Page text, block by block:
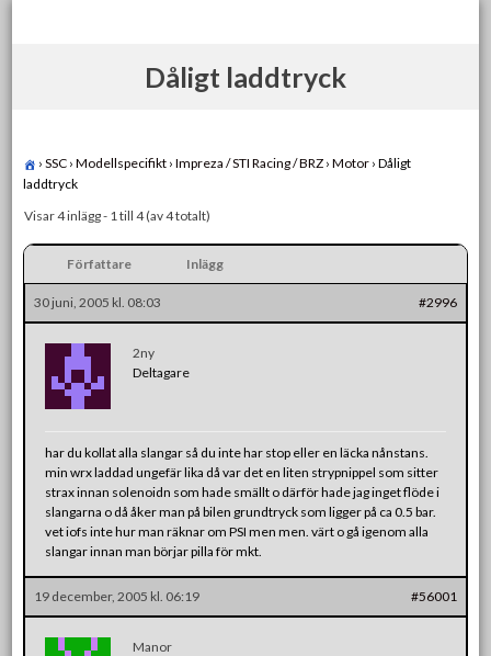
Dåligt laddtryck
› SSC › Modellspecifikt › Impreza / STI Racing / BRZ › Motor › Dåligt
laddtryck
Visar 4 inlägg - 1 till 4 (av 4 totalt)
Författare Inlägg
30 juni, 2005 kl. 08:03 #2996
2ny
Deltagare
har du kollat alla slangar så du inte har stop eller en läcka nånstans.
min wrx laddad ungefär lika då var det en liten strypnippel som sitter
strax innan solenoidn som hade smällt o därför hade jag inget flöde i
slangarna o då åker man på bilen grundtryck som ligger på ca 0.5 bar.
vet iofs inte hur man räknar om PSI men men. värt o gå igenom alla
slangar innan man börjar pilla för mkt.
19 december, 2005 kl. 06:19 #56001
Manor